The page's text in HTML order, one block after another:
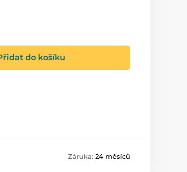
do košíku
Záruka: 24 měsíců